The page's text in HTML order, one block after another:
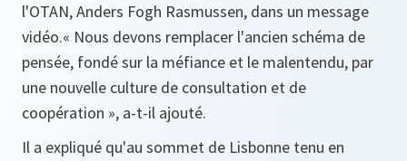
l'OTAN, Anders Fogh Rasmussen, dans un message
vidéo.« Nous devons remplacer l'ancien schéma de
pensée, fondé sur la méfiance et le malentendu, par
une nouvelle culture de consultation et de
coopération », a-t-il ajouté.
Il a expliqué qu'au sommet de Lisbonne tenu en